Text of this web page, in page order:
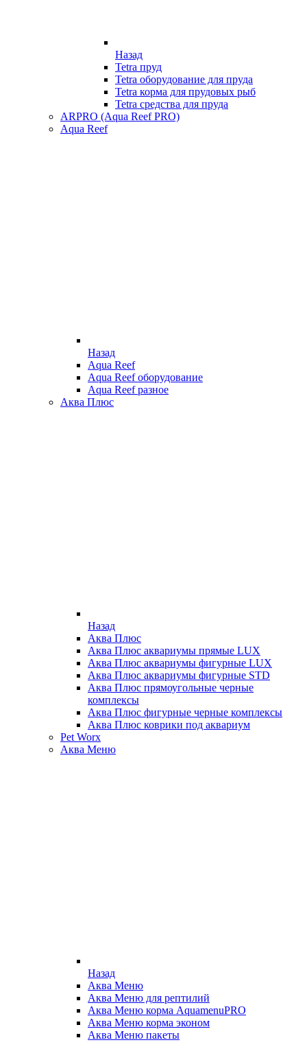
Назад
Tetra пруд
Tetra оборудование для пруда
Tetra корма для прудовых рыб
Tetra средства для пруда
ARPRO (Aqua Reef PRO)
Aqua Reef
Назад
Aqua Reef
Aqua Reef оборудование
Aqua Reef разное
Аква Плюс
Назад
Аква Плюс
Аква Плюс аквариумы прямые LUX
Аква Плюс аквариумы фигурные LUX
Аква Плюс аквариумы фигурные STD
Аква Плюс прямоугольные черные
комплексы
Аква Плюс фигурные черные комплексы
Аква Плюс коврики под аквариум
Pet Worx
Аква Меню
Назад
Аква Меню
Аква Меню для рептилий
Аква Меню корма AquamenuPRO
Аква Меню корма эконом
Аква Меню пакеты